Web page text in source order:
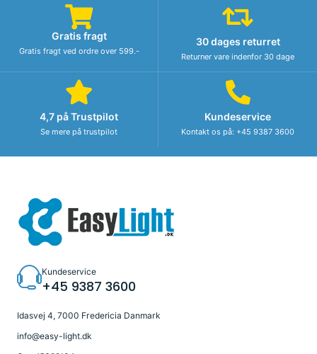
Gratis fragt
Gratis fragt ved ordre over 599.-
30 dages returret
Returner vare indenfor 30 dage
4,7 på Trustpilot
Se mere på trustpilot
Kundeservice
Kontakt os på: +45 9387 3600
Kundeservice
+45 9387 3600
Idasvej 4, 7000 Fredericia Danmark
info@easy-light.dk